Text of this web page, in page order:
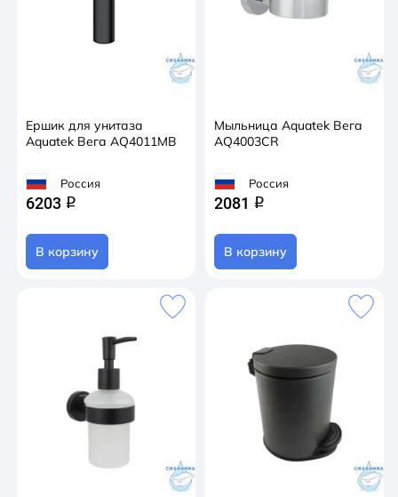
Ершик для унитаза
Aquatek Вега AQ4011MB
Россия
6203 q
В корзину
Мыльница Aquatek Вега
AQ4003CR
Россия
2081 q
В корзину